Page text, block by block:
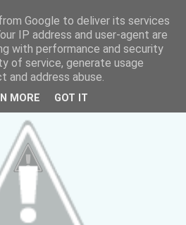
Google to deliver its services
IP address and user-agent are
with performance and security
of service, generate usage
address abuse.
MORE GOT IT